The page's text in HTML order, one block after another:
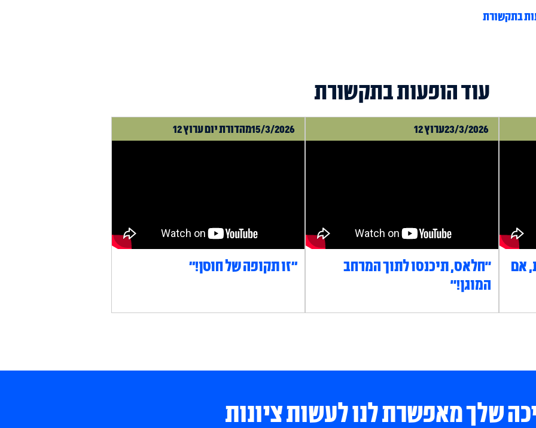
בתקשורת
עוד הופעות בתקשורת
אם
23/3/2026ערוץ 12
"חלאס, תיכנסו לתוך המרחב
המוגן!"
15/3/2026מהדורת יום ערוץ 12
״זו תקופה של חוסן!״
שלך מאפשרת לנו לעשות ציונות